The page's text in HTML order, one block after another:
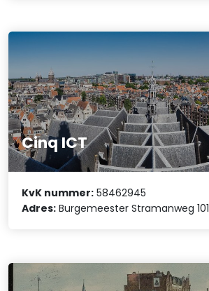
Cinq ICT
KvK nummer: 58462945
Adres: Burgemeester Stramanweg 101